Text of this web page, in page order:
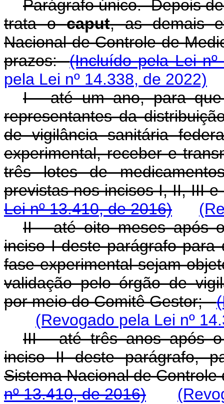
Parágrafo único. Depois
trata ocaput, as demais
Nacional de Controle de
prazos:(Incluído pela Lei
pela Lei nº 14.338, de 2022)
I - até um ano, para
representantes da
de vigilância sanitária
experimental, receber e
três lotes de
previstas nos incisos I, II, III
Lei nº 13.410, de 2016)
II - até oito meses após
inciso I deste parágrafo
fase experimental sejam
validação pelo órgão de
por meio do Comitê Gestor;
(Revogado pela Lei nº
III - até três anos após
inciso II deste parágrafo,
Sistema Nacional de
nº 13.410, de 2016)